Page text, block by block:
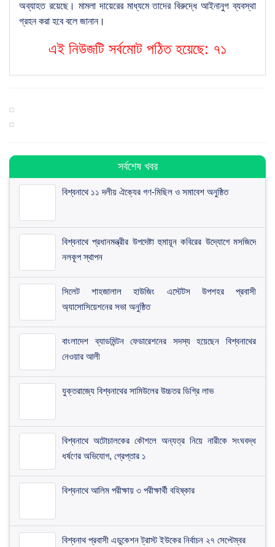
অব্যাহত রয়েছে। মামলা দায়েরের মাধ্যমে তাদের বিরুদ্ধে আইনানুগ ব্যবস্থা
গ্রহন করা হবে বলে জানান।
এই নিউজটি সর্বমোট পঠিত হয়েছে: ৭১
সর্বশেষ খবর
বিশ্বনাথে ১১ দলীয় ঐক্যের গণ-মিছিল ও সমাবেশ অনুষ্ঠিত
বিশ্বনাথে প্রধানমন্ত্রীর উপদেষ্টা হুমায়ূন কবিরের উদ্যোগে মসজিদে
নলকূপ স্থাপন
সিলেট শাহজালাল হাউজিং এস্টেটস উপশহর প্রবাসী
অ্যাসোসিয়েশনের সভা অনুষ্ঠিত
​বাংলাদেশ ব্যাডমিন্টন ফেডারেশনের সদস্য হয়েছেন বিশ্বনাথের
নেওয়ার আলী
যুক্তরাজ্যে বিশ্বনাথের সামিউলের উচ্চতর ডিগ্রি লাভ
বিশ্বনাথে অটোচালকের কৌশলে অন্যত্র নিয়ে নারীকে সংঘবদ্ধ
ধর্ষণের অভিযোগ, গ্রেপ্তার ১
বিশ্বনাথে আলিম পরীক্ষায় ৩ পরীক্ষার্থী বহিষ্কার
বিশ্বনাথ প্রবাসী এডুকেশন ট্রাস্ট ইউকের নির্বাচন ২৭ সেপ্টেম্বর